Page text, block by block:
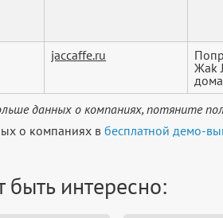
jaccaffe.ru
Жаk
данных о компаниях, потяните
о компаниях вбесплатной демо-
интересно: